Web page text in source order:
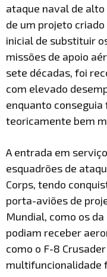
ataque naval de
de um projeto
inicial de substituir
missões de apoio
sete décadas, foi
com elevado
enquanto
teoricamente bem
A entrada em
esquadrões de
Corps, tendo
porta-aviões de
Mundial, como os da
podiam receber
como o F-8
multifuncionalidade